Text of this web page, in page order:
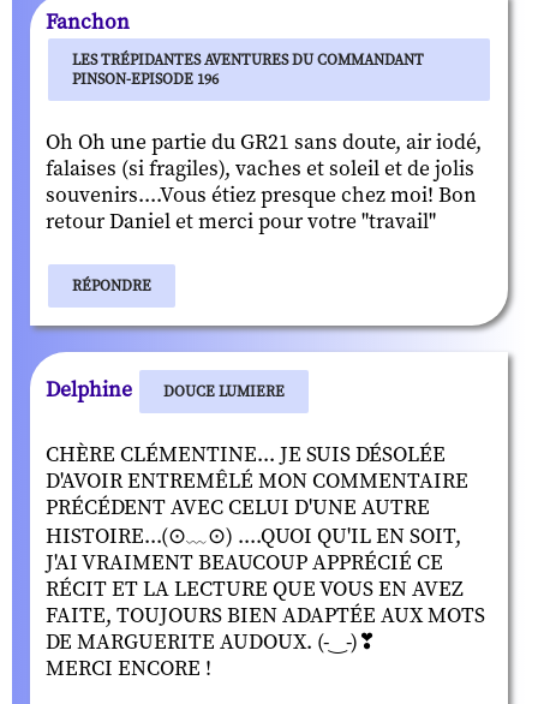
Fanchon
LES TRÉPIDANTES AVENTURES DU COMMANDANT
PINSON-EPISODE 196
Oh Oh une partie du GR21 sans doute, air iodé,
falaises (si fragiles), vaches et soleil et de jolis
souvenirs....Vous étiez presque chez moi! Bon
retour Daniel et merci pour votre "travail"
RÉPONDRE
Delphine DOUCE LUMIERE
CHÈRE CLÉMENTINE... JE SUIS DÉSOLÉE
D'AVOIR ENTREMÊLÉ MON COMMENTAIRE
PRÉCÉDENT AVEC CELUI D'UNE AUTRE
HISTOIRE...(⊙﹏⊙) ....QUOI QU'IL EN SOIT,
J'AI VRAIMENT BEAUCOUP APPRÉCIÉ CE
RÉCIT ET LA LECTURE QUE VOUS EN AVEZ
FAITE, TOUJOURS BIEN ADAPTÉE AUX MOTS
DE MARGUERITE AUDOUX. (-‿-)❣
MERCI ENCORE !